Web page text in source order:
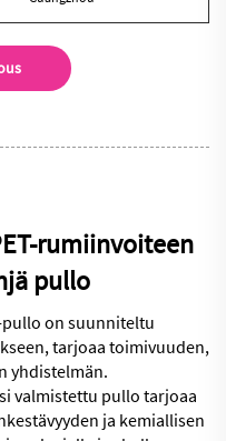
rumiinvoiteen
pullo
pullo on suunniteltu
tarjoaa toimivuuden,
yhdistelmän.
valmistettu pullo tarjoaa
ja kemiallisen